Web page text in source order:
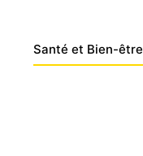
Santé et Bien-être